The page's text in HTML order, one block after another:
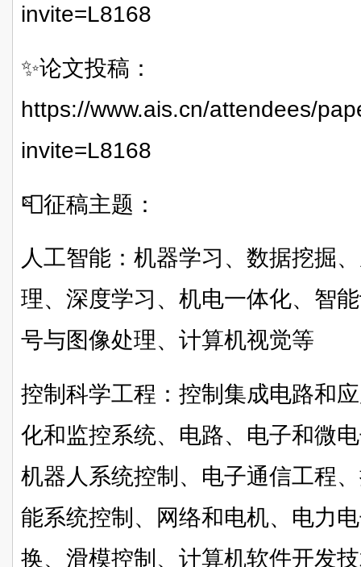
invite=L8168
✨论文投稿：
https://www.ais.cn/attendees/
invite=L8168
📮征稿主题：
人工智能：机器学习、数据挖掘
理、深度学习、机电一体化、智
号与图像处理、计算机视觉等
控制科学工程：控制集成电路和
化和监控系统、电路、电子和微
机器人系统控制、电子通信工程
能系统控制、网络和电机、电力
换、 滑模控制 、计算机软件开发